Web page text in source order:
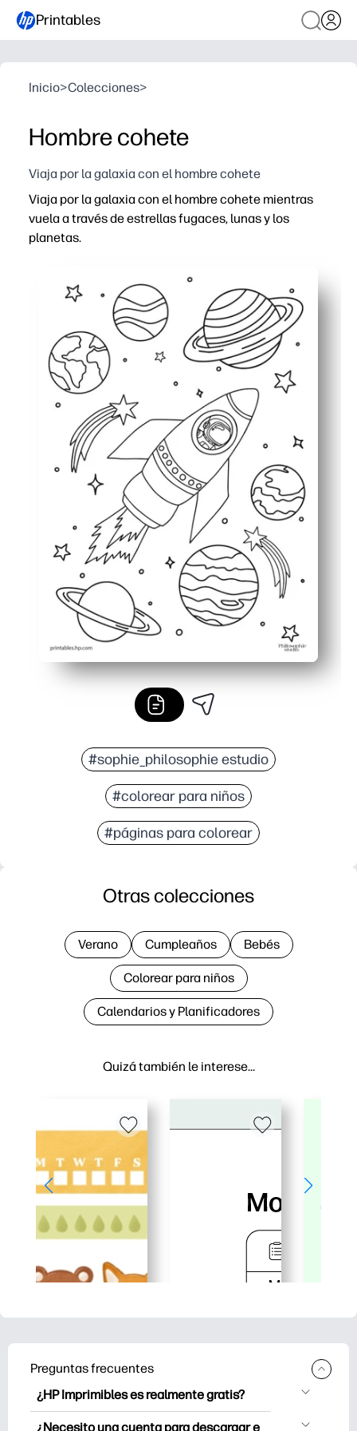
Printables
Inicio>Colecciones>
Hombre cohete
Viaja por la galaxia con el hombre cohete
Viaja por la galaxia con el hombre cohete mientras
vuela a través de estrellas fugaces, lunas y los
planetas.
Preparación cero: simplemente imprima y entregue a
Los contornos gruesos y las formas simples crean
El tema del espacio despierte la imaginación, la
Perfecto para el hogar, el aula o sobre la marcha: el
#sophie_philosophie estudio
#colorear para niños
#páginas para colorear
Quizá también le interese…
Otras colecciones
Verano Cumpleaños Bebés
Colorear para niños
Calendarios y Planificadores
Preguntas frecuentes
¿HP Imprimibles es realmente gratis?
HP Printables ofrece más de 2.500
¿Necesito una cuenta para descargar e